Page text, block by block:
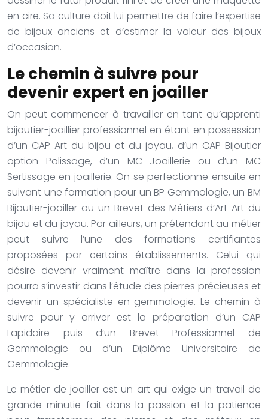
en cire. Sa culture doit lui permettre de faire l’expertise
de bijoux anciens et d’estimer la valeur des bijoux
d’occasion.
Le chemin à suivre pour
devenir expert en joailler
On peut commencer à travailler en tant qu’apprenti
bijoutier-joaillier professionnel en étant en possession
d’un CAP Art du bijou et du joyau, d’un CAP Bijoutier
option Polissage, d’un MC Joaillerie ou d’un MC
Sertissage en joaillerie. On se perfectionne ensuite en
suivant une formation pour un BP Gemmologie, un BM
Bijoutier-joailler ou un Brevet des Métiers d’Art Art du
bijou et du joyau. Par ailleurs, un prétendant au métier
peut suivre l’une des formations certifiantes
proposées par certains établissements. Celui qui
désire devenir vraiment maître dans la profession
pourra s’investir dans l’étude des pierres précieuses et
devenir un spécialiste en gemmologie. Le chemin à
suivre pour y arriver est la préparation d’un CAP
Lapidaire puis d’un Brevet Professionnel de
Gemmologie ou d’un Diplôme Universitaire de
Gemmologie.
Le métier de joailler est un art qui exige un travail de
grande minutie fait dans la passion et la patience